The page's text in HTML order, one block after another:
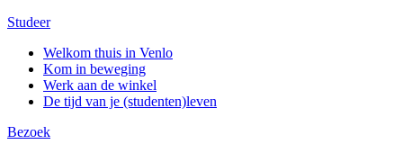
Studeer
Welkom thuis in Venlo
Kom in beweging
Werk aan de winkel
De tijd van je (studenten)leven
Bezoek